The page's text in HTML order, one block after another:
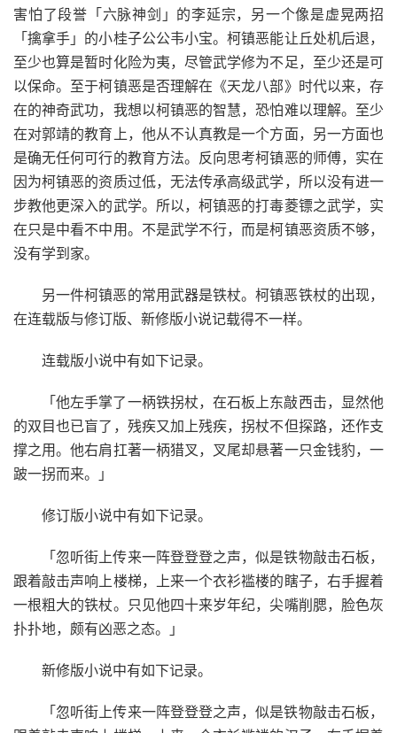
害怕了段誉「六脉神剑」的李延宗，另一个像是虚晃两招
「擒拿手」的小桂子公公韦小宝。柯镇恶能让丘处机后退，
至少也算是暂时化险为夷，尽管武学修为不足，至少还是可
以保命。至于柯镇恶是否理解在《天龙八部》时代以来，存
在的神奇武功，我想以柯镇恶的智慧，恐怕难以理解。至少
在对郭靖的教育上，他从不认真教是一个方面，另一方面也
是确无任何可行的教育方法。反向思考柯镇恶的师傅，实在
因为柯镇恶的资质过低，无法传承高级武学，所以没有进一
步教他更深入的武学。所以，柯镇恶的打毒菱镖之武学，实
在只是中看不中用。不是武学不行，而是柯镇恶资质不够，
没有学到家。
另一件柯镇恶的常用武器是铁杖。柯镇恶铁杖的出现，
在连载版与修订版、新修版小说记载得不一样。
连载版小说中有如下记录。
「他左手掌了一柄铁拐杖，在石板上东敲西击，显然他
的双目也已盲了，残疾又加上残疾，拐杖不但探路，还作支
撑之用。他右肩扛著一柄猎叉，叉尾却悬著一只金钱豹，一
跛一拐而来。」
修订版小说中有如下记录。
「忽听街上传来一阵登登登之声，似是铁物敲击石板，
跟着敲击声响上楼梯，上来一个衣衫褴楼的瞎子，右手握着
一根粗大的铁杖。只见他四十来岁年纪，尖嘴削腮，脸色灰
扑扑地，颇有凶恶之态。」
新修版小说中有如下记录。
「忽听街上传来一阵登登登之声，似是铁物敲击石板，